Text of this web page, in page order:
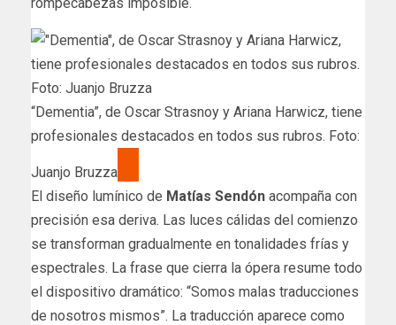
“Dementia”, de Oscar Strasnoy y Ariana Harwicz, tiene
profesionales destacados en todos sus rubros. Foto:
Juanjo Bruzza
El diseño lumínico de Matías Sendón acompaña con
precisión esa deriva. Las luces cálidas del comienzo
se transforman gradualmente en tonalidades frías y
espectrales. La frase que cierra la ópera resume todo
el dispositivo dramático: “Somos malas traducciones
de nosotros mismos”. La traducción aparece como